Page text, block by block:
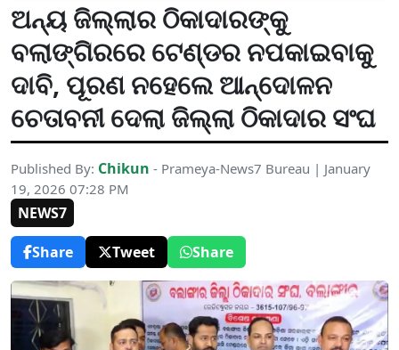
ଅନ୍ୟ ଜିଲ୍ଲାର ଠିକାଦାରଙ୍କୁ
ବଲାଙ୍ଗିରରେ ଟେଣ୍ଡର ନପକାଇବାକୁ
ଦାବି, ପୂରଣ ନହେଲେ ଆନ୍ଦୋଳନ
ଚେତାବନୀ ଦେଲା ଜିଲ୍ଲା ଠିକାଦାର ସଂଘ
Published By: Chikun - Prameya-News7 Bureau | January
19, 2026 07:28 PM
NEWS7
Share
Tweet Share